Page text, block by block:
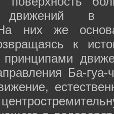
движений в
На них же
к
Ба-